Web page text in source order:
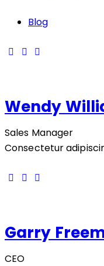
Blog
Wendy
Sales Manager
Consectetur
Garry
CEO